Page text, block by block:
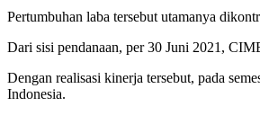
Pertumbuhan laba tersebut utamanya
Dari sisi pendanaan, per 30 Juni 2021,
Dengan realisasi kinerja tersebut, pada
Indonesia.